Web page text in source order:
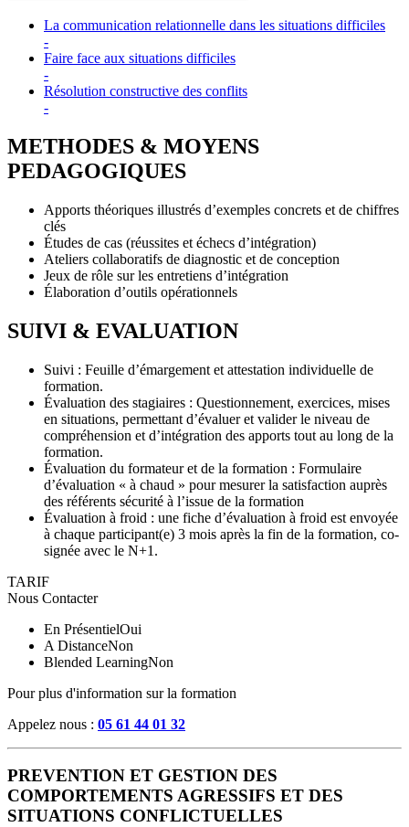
La communication relationnelle dans les situations difficiles
-
Faire face aux situations difficiles
-
Résolution constructive des conflits
-
METHODES & MOYENS
PEDAGOGIQUES
Apports théoriques illustrés d’exemples concrets et de chiffres
clés
Études de cas (réussites et échecs d’intégration)
Ateliers collaboratifs de diagnostic et de conception
Jeux de rôle sur les entretiens d’intégration
Élaboration d’outils opérationnels
SUIVI & EVALUATION
Suivi : Feuille d’émargement et attestation individuelle de
formation.
Évaluation des stagiaires : Questionnement, exercices, mises
en situations, permettant d’évaluer et valider le niveau de
compréhension et d’intégration des apports tout au long de la
formation.
Évaluation du formateur et de la formation : Formulaire
d’évaluation « à chaud » pour mesurer la satisfaction auprès
des référents sécurité à l’issue de la formation
Évaluation à froid : une fiche d’évaluation à froid est envoyée
à chaque participant(e) 3 mois après la fin de la formation, co-
signée avec le N+1.
TARIF
Nous Contacter
En PrésentielOui
A DistanceNon
Blended LearningNon
Pour plus d'information sur la formation
Appelez nous : 05 61 44 01 32
PREVENTION ET GESTION DES
COMPORTEMENTS AGRESSIFS ET DES
SITUATIONS CONFLICTUELLES